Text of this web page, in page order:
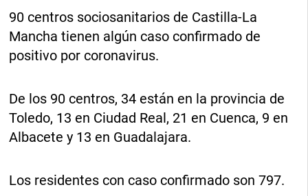
90 centros sociosanitarios de Castilla-La
Mancha tienen algún caso confirmado de
positivo por coronavirus.
De los 90 centros, 34 están en la provincia de
Toledo, 13 en Ciudad Real, 21 en Cuenca, 9 en
Albacete y 13 en Guadalajara.
Los residentes con caso confirmado son 797.